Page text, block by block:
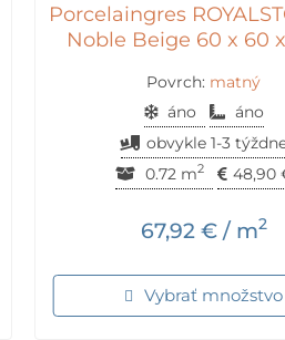
Porcelaingres
Noble Beige 60 x 60
Povrch: matný
áno
áno
obvykle 1-3
0.72 m2 48,90
67,92 €/ m2
Vybrať množstvo